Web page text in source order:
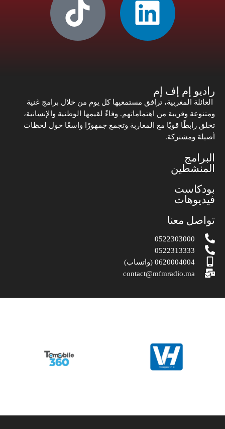
راديو إم إف إم
العائلة المغربية، ترافق مستمعيها كل يوم من خلال برامج غنية
ومتنوعة وقريبة من اهتماماتهم. وفاءً لقيمها الوطنية والإنسانية،
تخلق رابطًا قويًا مع المغاربة وتجمع جمهورًا واسعًا حول لحظات
أصيلة ومشتركة.
البرامج
المنشطين
بودكاست
فيديوهات
تواصل معنا
0522303000
0522313333
0620004004 (واتساب)
contact@mfmradio.ma